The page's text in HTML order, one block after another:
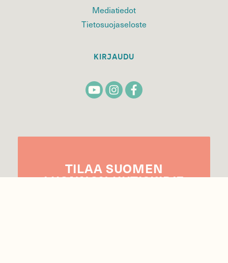
Mediatiedot
Tietosuojaseloste
KIRJAUDU
TILAA SUOMEN
LUONNONUUTIS­KIRJE